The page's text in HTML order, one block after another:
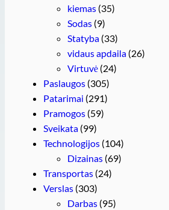
kiemas (35)
Sodas (9)
Statyba (33)
vidaus apdaila (26)
Virtuvė (24)
Paslaugos (305)
Patarimai (291)
Pramogos (59)
Sveikata (99)
Technologijos (104)
Dizainas (69)
Transportas (24)
Verslas (303)
Darbas (95)